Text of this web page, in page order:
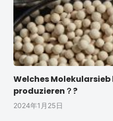
Welches
produzieren？?
2024年1月25日